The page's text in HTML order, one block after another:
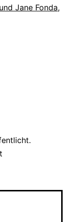
Jane Fonda,